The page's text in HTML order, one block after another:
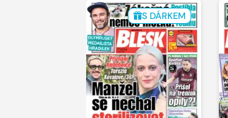
S DÁRKEM